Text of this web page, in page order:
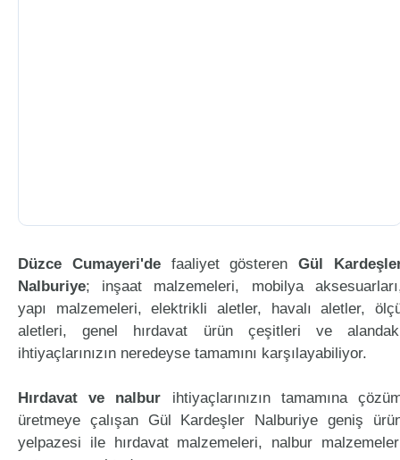
Düzce Cumayeri'defaaliyet gösterenGül
Nalburiye; inşaat malzemeleri, mobilya
yapı malzemeleri, elektrikli aletler, havalı aletler,
aletleri, genel hırdavat ürün çeşitleri ve
ihtiyaçlarınızın neredeyse tamamını karşılayabiliyor.
Hırdavat ve nalbur ihtiyaçlarınızın tamamına
üretmeye çalışan Gül Kardeşler Nalburiye geniş
yelpazesi ile hırdavat malzemeleri, nalbur